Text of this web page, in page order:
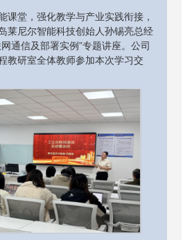
课堂，强化教学与产业实践衔接，
莱尼尔智能科技创始人孙锡亮总经
通信及部署实例”专题讲座。公司
教研室全体教师参加本次学习交